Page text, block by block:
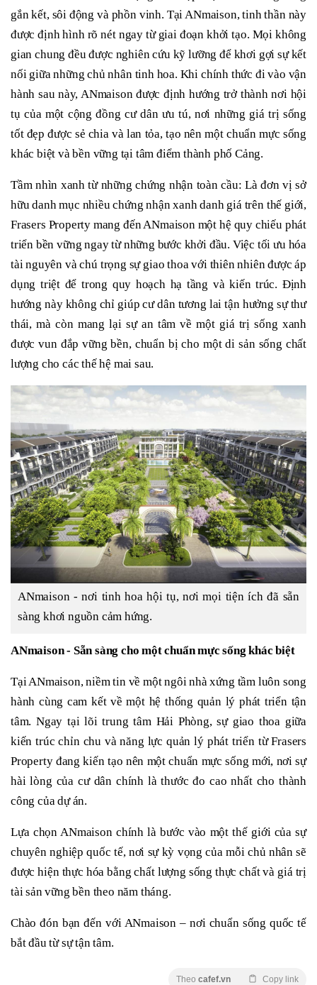
gắn kết, sôi động và phồn vinh. Tại ANmaison, tinh thần này
được định hình rõ nét ngay từ giai đoạn khởi tạo. Mọi không
gian chung đều được nghiên cứu kỹ lưỡng để khơi gợi sự kết
nối giữa những chủ nhân tinh hoa. Khi chính thức đi vào vận
hành sau này, ANmaison được định hướng trở thành nơi hội
tụ của một cộng đồng cư dân ưu tú, nơi những giá trị sống
tốt đẹp được sẻ chia và lan tỏa, tạo nên một chuẩn mực sống
khác biệt và bền vững tại tâm điểm thành phố Cảng.
Tầm nhìn xanh từ những chứng nhận toàn cầu: Là đơn vị sở
hữu danh mục nhiều chứng nhận xanh danh giá trên thế giới,
Frasers Property mang đến ANmaison một hệ quy chiếu phát
triển bền vững ngay từ những bước khởi đầu. Việc tối ưu hóa
tài nguyên và chú trọng sự giao thoa với thiên nhiên được áp
dụng triệt để trong quy hoạch hạ tầng và kiến trúc. Định
hướng này không chỉ giúp cư dân tương lai tận hưởng sự thư
thái, mà còn mang lại sự an tâm về một giá trị sống xanh
được vun đắp vững bền, chuẩn bị cho một di sản sống chất
lượng cho các thế hệ mai sau.
ANmaison - nơi tinh hoa hội tụ, nơi mọi tiện ích đã sẵn
sàng khơi nguồn cảm hứng.
ANmaison - Sẵn sàng cho một chuẩn mực sống khác biệt
Tại ANmaison, niềm tin về một ngôi nhà xứng tầm luôn song
hành cùng cam kết về một hệ thống quản lý phát triển tận
tâm. Ngay tại lõi trung tâm Hải Phòng, sự giao thoa giữa
kiến trúc chỉn chu và năng lực quản lý phát triển từ Frasers
Property đang kiến tạo nên một chuẩn mực sống mới, nơi sự
hài lòng của cư dân chính là thước đo cao nhất cho thành
công của dự án.
Lựa chọn ANmaison chính là bước vào một thế giới của sự
chuyên nghiệp quốc tế, nơi sự kỳ vọng của mỗi chủ nhân sẽ
được hiện thực hóa bằng chất lượng sống thực chất và giá trị
tài sản vững bền theo năm tháng.
Chào đón bạn đến với ANmaison – nơi chuẩn sống quốc tế
bắt đầu từ sự tận tâm.
Theo cafef.vn Copy link